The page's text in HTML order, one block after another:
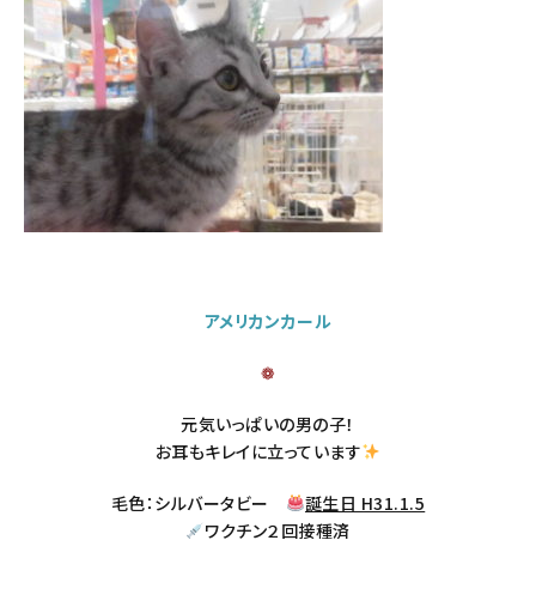
アメリカンカール
❁
元気いっぱいの男の子！
お耳もキレイに立っています
毛色：シルバータビー
誕生日 H31.1.5
ワクチン２回接種済